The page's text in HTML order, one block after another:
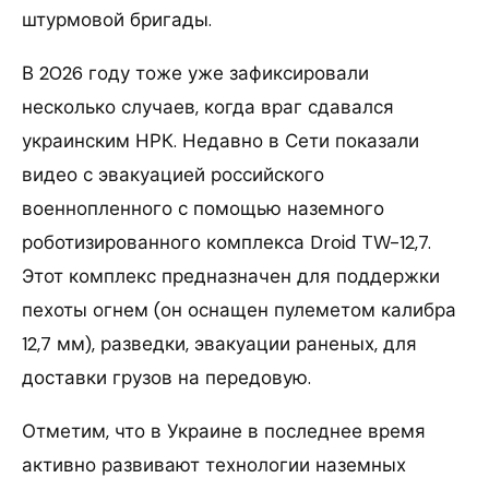
штурмовой бригады.
В 2026 году тоже уже зафиксировали
несколько случаев, когда враг сдавался
украинским НРК. Недавно в Сети показали
видео с эвакуацией российского
военнопленного с помощью наземного
роботизированного комплекса Droid TW-12,7.
Этот комплекс предназначен для поддержки
пехоты огнем (он оснащен пулеметом калибра
12,7 мм), разведки, эвакуации раненых, для
доставки грузов на передовую.
Отметим, что в Украине в последнее время
активно развивают технологии наземных